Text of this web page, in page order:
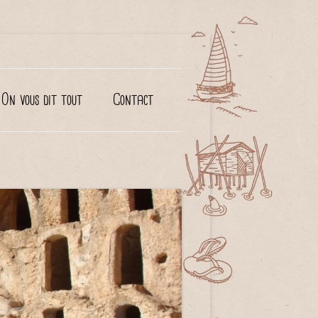
On vous dit tout Contact